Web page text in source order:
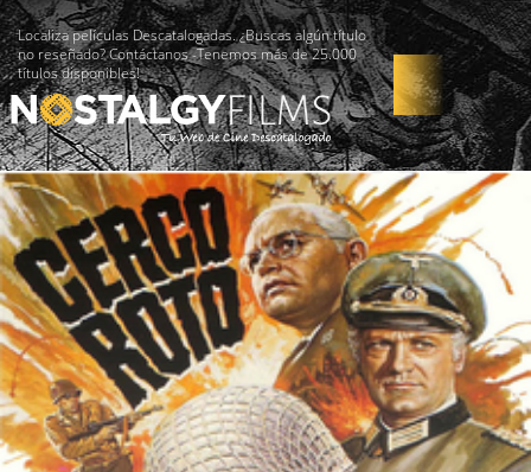
Localiza películas Descatalogadas. ¿Buscas algún título
no reseñado? Contáctanos -Tenemos más de 25.000
títulos disponibles!